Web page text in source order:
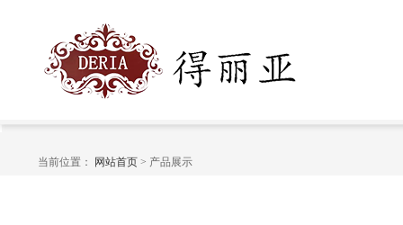
当前位置： 网站首页 > 产品展示